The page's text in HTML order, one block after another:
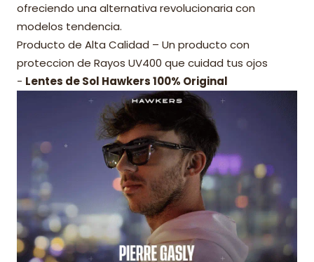
ofreciendo una alternativa revolucionaria con
modelos tendencia.
Producto de Alta Calidad – Un producto con
proteccion de Rayos UV400 que cuidad tus ojos
- Lentes de Sol Hawkers 100% Original